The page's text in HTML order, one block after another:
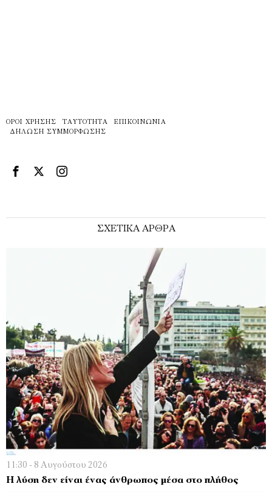
ΌΡΟΙ ΧΡΉΣΗΣ ΤΑΥΤΌΤΗΤΑ
ΕΠΙΚΟΙΝΩΝΊΑ
ΔΉΛΩΣΗ ΣΥΜΜΌΡΦΩΣΗΣ
ΣΧΕΤΙΚΑ ΑΡΘΡΑ
11:30 - 8 Αυγούστου 2026
Η λύση δεν είναι ένας άνθρωπος μέσα στο πλήθος